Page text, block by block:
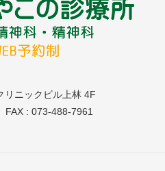
リニックビル上林 4F
: 073-488-7961